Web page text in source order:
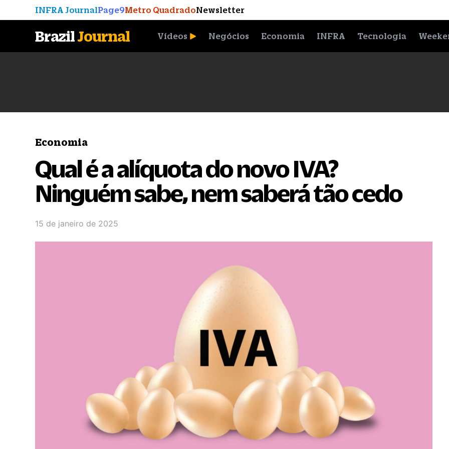
INFRA JournalPage9Metro QuadradoNewsletter
BrazilJournal Vídeos Negócios Economia INFRA Tecnologia
Economia
Qual é a alíquota do novo IVA?
Ninguém sabe, nem saberá tão cedo
15 de janeiro de 2025